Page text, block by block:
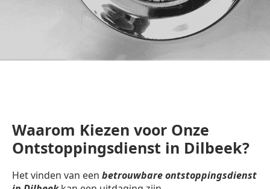
Waarom Kiezen voor Onze
Ontstoppingsdienst in Dilbeek?
Het vinden van een betrouwbare ontstoppingsdienst